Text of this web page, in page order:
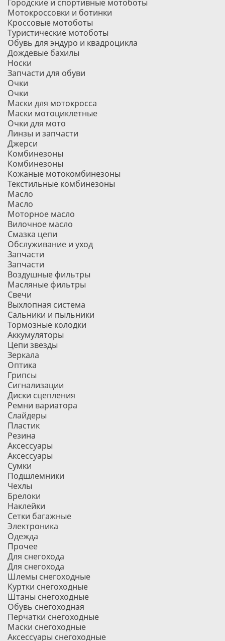
Городские и спортивные мотоботы
Мотокроссовки и ботинки
Кроссовые мотоботы
Туристические мотоботы
Обувь для эндуро и квадроцикла
Дождевые бахилы
Носки
Запчасти для обуви
Очки
Очки
Маски для мотокросса
Маски мотоциклетные
Очки для мото
Линзы и запчасти
Джерси
Комбинезоны
Комбинезоны
Кожаные мотокомбинезоны
Текстильные комбинезоны
Масло
Масло
Моторное масло
Вилочное масло
Смазка цепи
Обслуживание и уход
Запчасти
Запчасти
Воздушные фильтры
Масляные фильтры
Свечи
Выхлопная система
Сальники и пыльники
Тормозные колодки
Аккумуляторы
Цепи звезды
Зеркала
Оптика
Грипсы
Сигнализации
Диски сцепления
Ремни вариатора
Слайдеры
Пластик
Резина
Аксессуары
Аксессуары
Сумки
Подшлемники
Чехлы
Брелоки
Наклейки
Сетки багажные
Электроника
Одежда
Прочее
Для снегохода
Для снегохода
Шлемы снегоходные
Куртки снегоходные
Штаны снегоходные
Обувь снегоходная
Перчатки снегоходные
Маски снегоходные
Аксессуары снегоходные